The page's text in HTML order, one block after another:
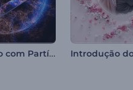
Introdução com Partículas de Chama Neon